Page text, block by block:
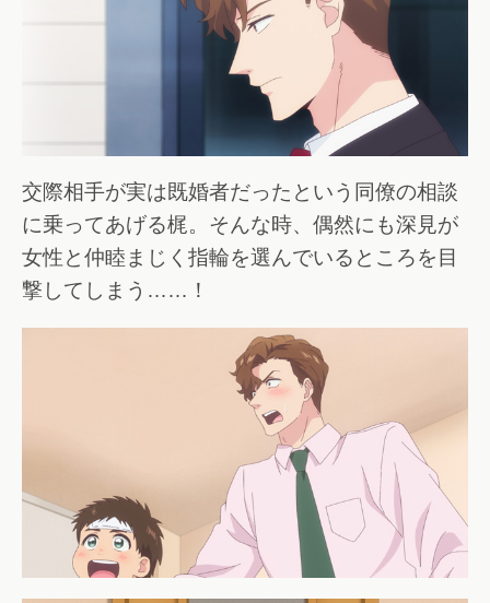
交際相手が実は既婚者だったという同僚の相談
に乗ってあげる梶。そんな時、偶然にも深見が
女性と仲睦まじく指輪を選んでいるところを目
撃してしまう……！